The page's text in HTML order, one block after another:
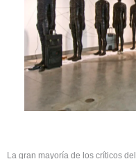
La gran mayoría de los críticos